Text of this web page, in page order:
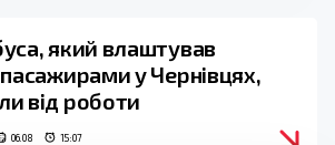
який влаштував
пасажирами у Чернівцях,
від роботи
06.08 15:07